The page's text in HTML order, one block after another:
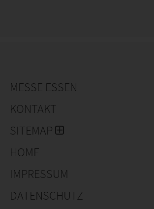
MESSE ESSEN
KONTAKT
SITEMAP
HOME
IMPRESSUM
DATENSCHUTZ